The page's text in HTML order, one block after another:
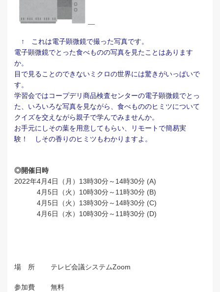
↑ これは電子顕微鏡で撮った写真です。
電子顕微鏡でとった食べものの写真を見たことはあります
か。
目で見ることのできないミクロの世界には驚きがいっぱいで
す。
学習会ではコープデリ商品検査センターの電子顕微鏡でとっ
た、いろいろな写真を見ながら、食べもののヒミツについて
クイズを交えながら親子で学んでみませんか。
お手元にしその葉を用意してもらい、リモートで簡易実
験！ しその香りのヒミツもわかりますよ。
◎開催日時
2022年4月4日（月）13時30分～14時30分 (A)
4月5日（火）10時30分～11時30分 (B)
4月5日（火）13時30分～14時30分 (C)
4月6日（水）10時30分～11時30分 (D)
場 所 テレビ会議システムZoom
参加費 無料